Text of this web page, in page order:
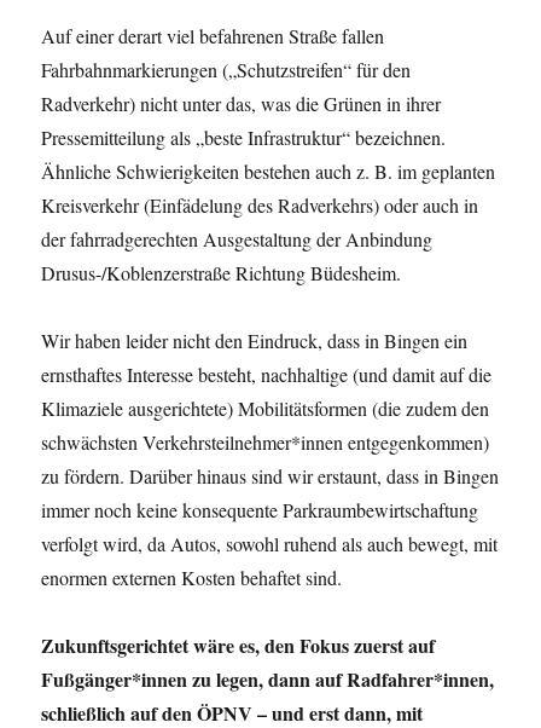
Auf einer derart viel befahrenen Straße fallen
Fahrbahnmarkierungen („Schutzstreifen“ für den
Radverkehr) nicht unter das, was die Grünen in ihrer
Pressemitteilung als „beste Infrastruktur“ bezeichnen.
Ähnliche Schwierigkeiten bestehen auch z. B. im geplanten
Kreisverkehr (Einfädelung des Radverkehrs) oder auch in
der fahrradgerechten Ausgestaltung der Anbindung
Drusus-/Koblenzerstraße Richtung Büdesheim.
Wir haben leider nicht den Eindruck, dass in Bingen ein
ernsthaftes Interesse besteht, nachhaltige (und damit auf die
Klimaziele ausgerichtete) Mobilitätsformen (die zudem den
schwächsten Verkehrsteilnehmer*innen entgegenkommen)
zu fördern. Darüber hinaus sind wir erstaunt, dass in Bingen
immer noch keine konsequente Parkraumbewirtschaftung
verfolgt wird, da Autos, sowohl ruhend als auch bewegt, mit
enormen externen Kosten behaftet sind.
Zukunftsgerichtet wäre es, den Fokus zuerst auf
Fußgänger*innen zu legen, dann auf Radfahrer*innen,
schließlich auf den ÖPNV – und erst dann, mit